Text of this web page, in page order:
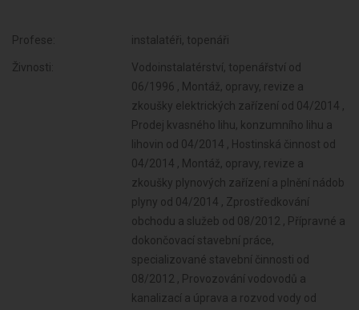
Profese: instalatéři, topenáři
Živnosti:
Vodoinstalatérství, topenářství od
06/1996 , Montáž, opravy, revize a
zkoušky elektrických zařízení od 04/2014 ,
Prodej kvasného lihu, konzumního lihu a
lihovin od 04/2014 , Hostinská činnost od
04/2014 , Montáž, opravy, revize a
zkoušky plynových zařízení a plnění nádob
plyny od 04/2014 , Zprostředkování
obchodu a služeb od 08/2012 , Přípravné a
dokončovací stavební práce,
specializované stavební činnosti od
08/2012 , Provozování vodovodů a
kanalizací a úprava a rozvod vody od